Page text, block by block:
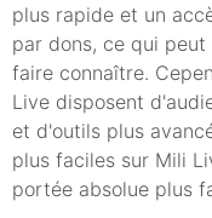
plus rapide et un
par dons, ce qui
faire connaître.
Live disposent
et d'outils plus
plus faciles sur Mili
portée absolue plus